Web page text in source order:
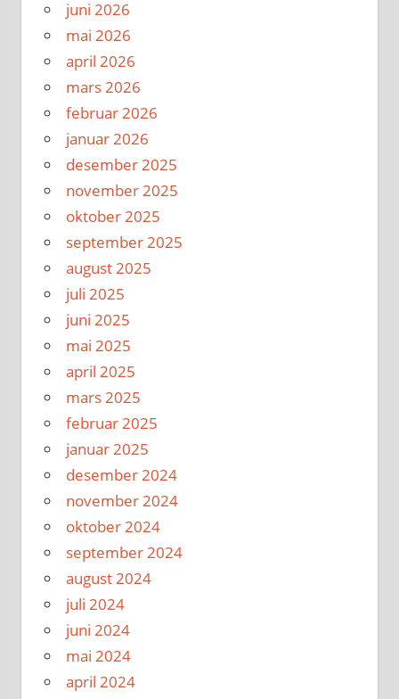
juni 2026
mai 2026
april 2026
mars 2026
februar 2026
januar 2026
desember 2025
november 2025
oktober 2025
september 2025
august 2025
juli 2025
juni 2025
mai 2025
april 2025
mars 2025
februar 2025
januar 2025
desember 2024
november 2024
oktober 2024
september 2024
august 2024
juli 2024
juni 2024
mai 2024
april 2024